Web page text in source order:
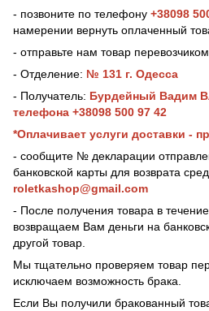
- позвоните по телефону +38098
намерении вернуть оплаченный
- отправьте нам товар перевозчиком
- Отделение: № 131 г. Одесса
- Получатель: Бурдейный Вадим
телефона +38098 500 97 42
*Оплачивает услуги доставки -
- сообщите № декларации
банковской карты для возврата
roletkashop@gmail.com
- После получения товара в
возвращаем Вам деньги на
другой товар.
Мы тщательно проверяем товар
исключаем возможность брака.
Если Вы получили бракованный